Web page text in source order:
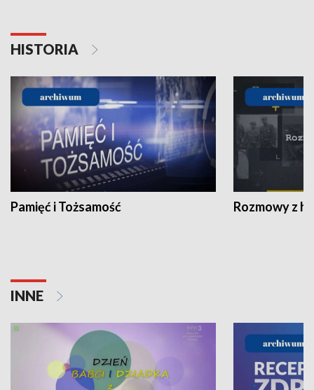
HISTORIA
Pamięć i Tożsamość Rozmowy z
INNE